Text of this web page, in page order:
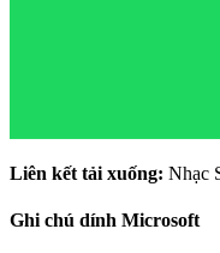
Liên kết tải xuống: Nhạc
Ghi chú dính Microsoft